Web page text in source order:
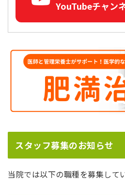
YouTubeチャン
スタッフ募集のお知らせ
当院では以下の職種を募集して